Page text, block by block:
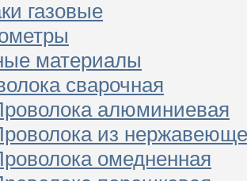
газовые
материалы
сварочная
алюминиевая
из
омедненная